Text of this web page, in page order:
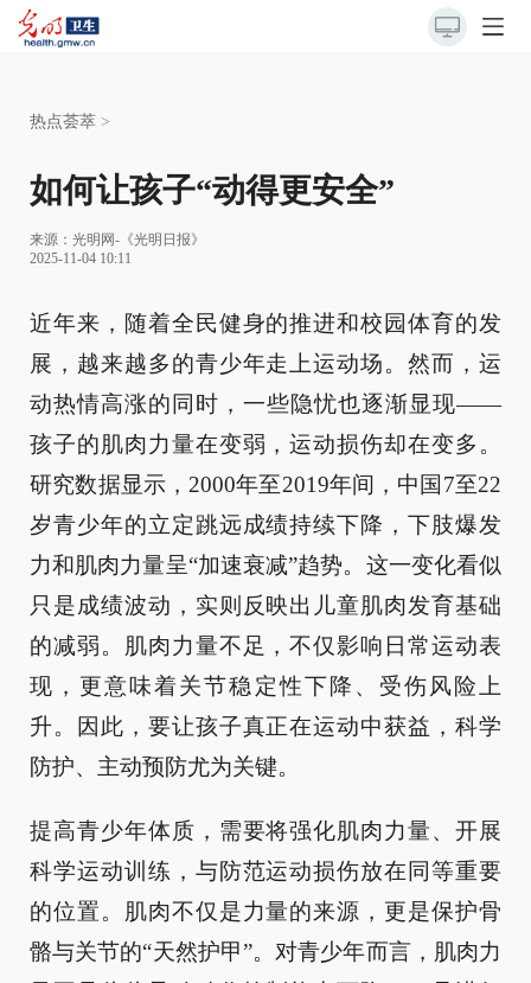
热点荟萃 >
如何让孩子“动得更安全”
来源： 光明网-《光明日报》
2025-11-04 10:11
近年来，随着全民健身的推进和校园体育的发
展，越来越多的青少年走上运动场。然而，运
动热情高涨的同时，一些隐忧也逐渐显现——
孩子的肌肉力量在变弱，运动损伤却在变多。
研究数据显示，2000年至2019年间，中国7至22
岁青少年的立定跳远成绩持续下降，下肢爆发
力和肌肉力量呈“加速衰减”趋势。这一变化看似
只是成绩波动，实则反映出儿童肌肉发育基础
的减弱。肌肉力量不足，不仅影响日常运动表
现，更意味着关节稳定性下降、受伤风险上
升。因此，要让孩子真正在运动中获益，科学
防护、主动预防尤为关键。
提高青少年体质，需要将强化肌肉力量、开展
科学运动训练，与防范运动损伤放在同等重要
的位置。肌肉不仅是力量的来源，更是保护骨
骼与关节的“天然护甲”。对青少年而言，肌肉力